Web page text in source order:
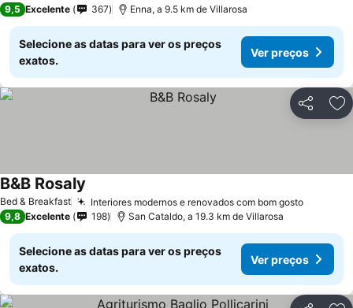
9,5 Excelente 367 Enna, a 9.5 km de Villarosa
Selecione as datas para ver os preços
exatos.
Ver preços
Partilhar
Bed & Breakfast Interiores modernos e renovados com bom gosto
B&B Rosaly
9,8 Excelente 198 San Cataldo, a 19.3 km de Villarosa
Selecione as datas para ver os preços
exatos.
Ver preços